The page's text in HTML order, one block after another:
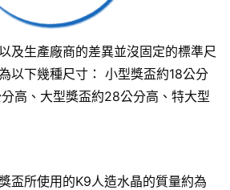
及生產廠商的差異並沒固定的標準尺
以下幾種尺寸： 小型獎盃約18公分
高、大型獎盃約28公分高、特大型
盃所使用的K9人造水晶的質量約為